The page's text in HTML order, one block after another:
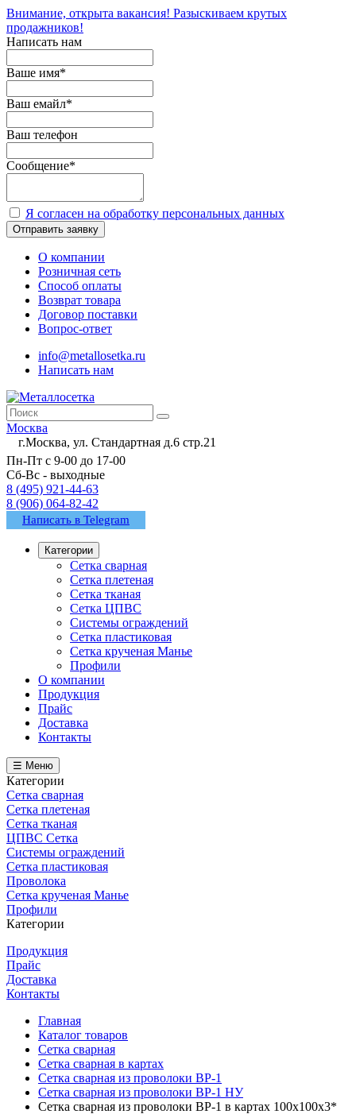
Внимание, открыта вакансия! Разыскиваем крутых
продажников!
Написать нам
Ваше имя*
Ваш емайл*
Ваш телефон
Сообщение*
Я согласен на обработку персональных данных
Отправить заявку
О компании
Розничная сеть
Способ оплаты
Возврат товара
Договор поставки
Вопрос-ответ
info@metallosetka.ru
Написать нам
Москва
г.Москва, ул. Стандартная д.6 стр.21
Пн-Пт с 9-00 до 17-00
Сб-Вс - выходные
8 (495) 921-44-63
8 (906) 064-82-42
Написать в Telegram
Категории
Сетка сварная
Сетка плетеная
Сетка тканая
Сетка ЦПВС
Системы ограждений
Сетка пластиковая
Сетка крученая Манье
Профили
О компании
Продукция
Прайс
Доставка
Контакты
☰ Меню
Категории
Сетка сварная
Сетка плетеная
Сетка тканая
ЦПВС Сетка
Системы ограждений
Сетка пластиковая
Проволока
Сетка крученая Манье
Профили
Категории
Продукция
Прайс
Доставка
Контакты
Главная
Каталог товаров
Сетка сварная
Сетка сварная в картах
Сетка сварная из проволоки ВР-1
Сетка сварная из проволоки ВР-1 НУ
Сетка сварная из проволоки ВР-1 в картах 100х100х3*